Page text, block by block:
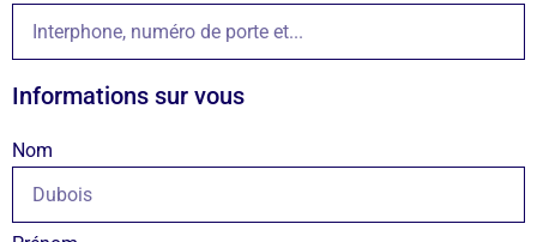
Informations sur vous
Nom